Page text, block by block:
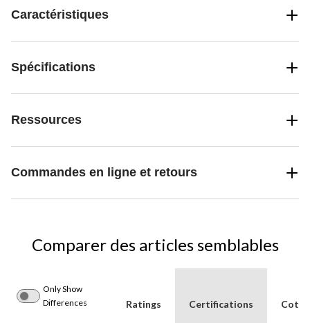
Caractéristiques
Spécifications
Ressources
Commandes en ligne et retours
Comparer des articles semblables
Only Show
Differences
Ratings Certifications Cote